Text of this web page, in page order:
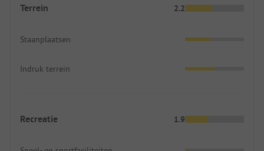
Terrein 2.2
Staanplaatsen
Indruk terrein
Recreatie 1.9